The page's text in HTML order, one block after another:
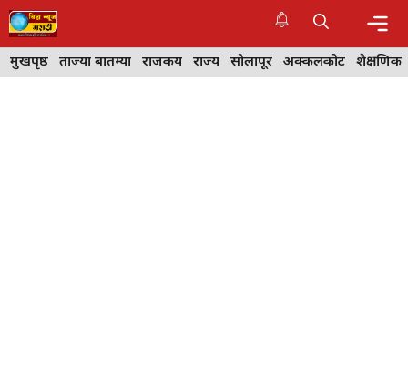
Skip
to
content
मुखपृष्ठ ताज्या बातम्या राजकीय राज्य सोलापूर अक्कलकोट शैक्षणिक